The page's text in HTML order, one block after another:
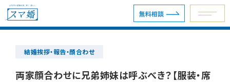
無料相談
結婚挨拶・報告・顔合わせ
両家顔合わせに兄弟姉妹は呼ぶべき？【服装・席